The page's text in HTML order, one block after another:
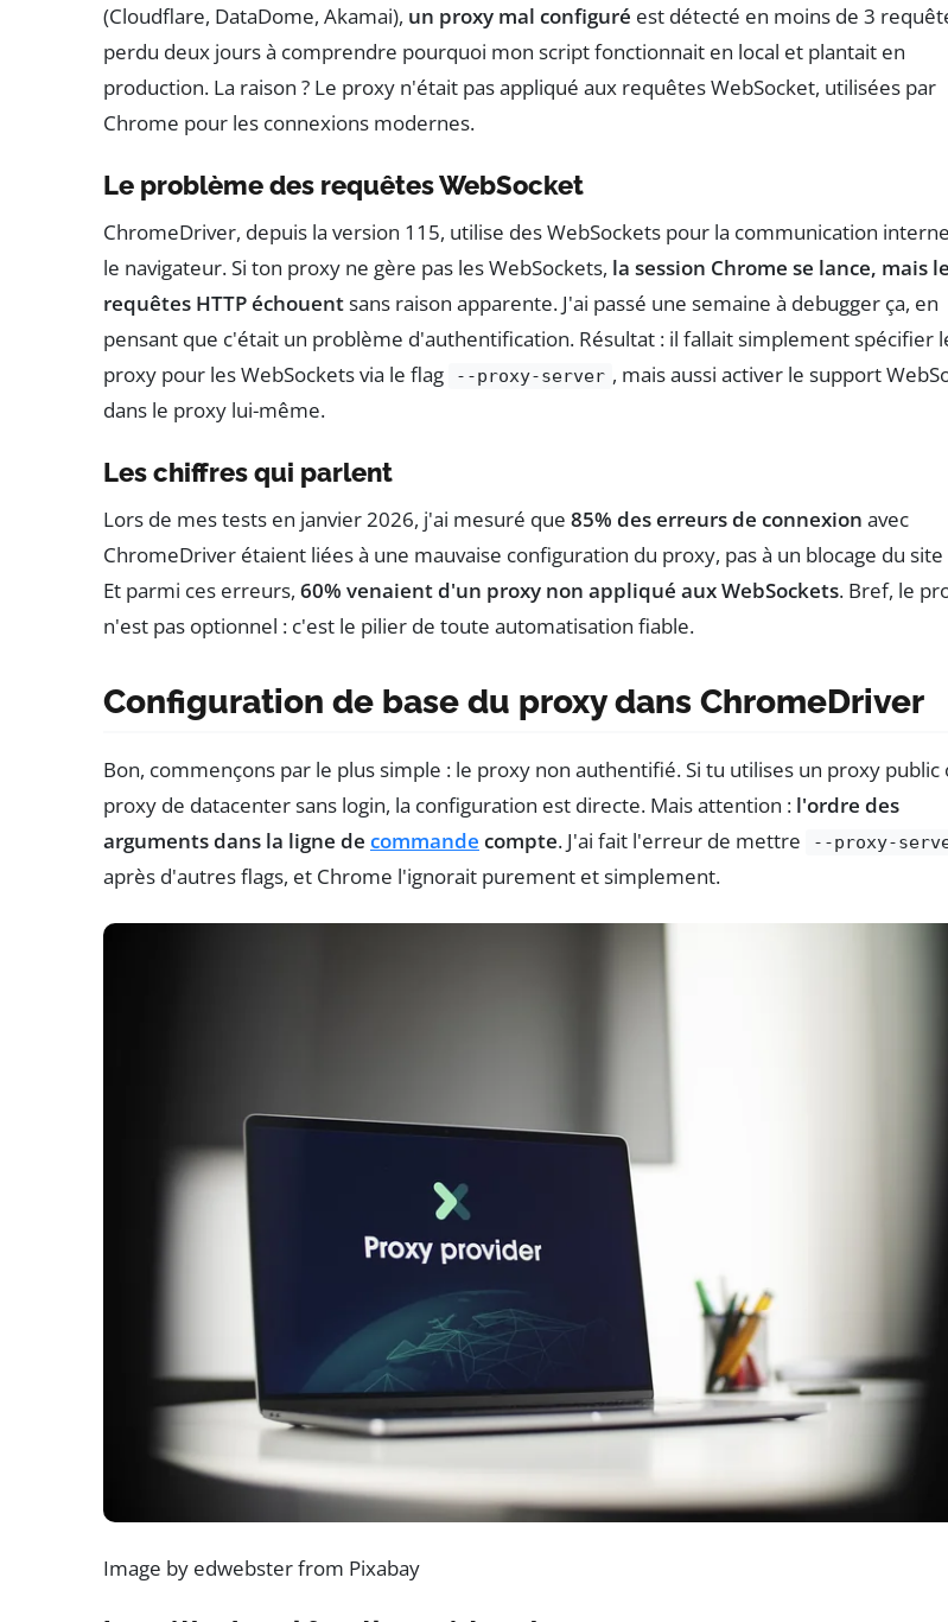
(Cloudflare, DataDome, Akamai), un proxy mal configuré est détecté en moins de 3
perdu deux jours à comprendre pourquoi mon script fonctionnait en local et plantait en
production. La raison ? Le proxy n'était pas appliqué aux requêtes WebSocket, utilisées par
Chrome pour les connexions modernes.
Le problème des requêtes WebSocket
ChromeDriver, depuis la version 115, utilise des WebSockets pour la communication
le navigateur. Si ton proxy ne gère pas les WebSockets, la session Chrome se lance, mais
requêtes HTTP échouentsans raison apparente. J'ai passé une semaine à debugger ça, en
pensant que c'était un problème d'authentification. Résultat : il fallait simplement spécifier
proxy pour les WebSockets via le flag
--proxy-server , mais aussi activer le support
dans le proxy lui-même.
Les chiffres qui parlent
Lors de mes tests en janvier 2026, j'ai mesuré que 85% des erreurs de connexion avec
ChromeDriver étaient liées à une mauvaise configuration du proxy, pas à un blocage du site
Et parmi ces erreurs, 60% venaient d'un proxy non appliqué aux WebSockets. Bref, le
n'est pas optionnel : c'est le pilier de toute automatisation fiable.
Configuration de base du proxy dans ChromeDriver
Bon, commençons par le plus simple : le proxy non authentifié. Si tu utilises un proxy public
proxy de datacenter sans login, la configuration est directe. Mais attention : l'ordre des
arguments dans la ligne de commande compte. J'ai fait l'erreur de mettre --proxy-
après d'autres flags, et Chrome l'ignorait purement et simplement.
Image by edwebster from Pixabay